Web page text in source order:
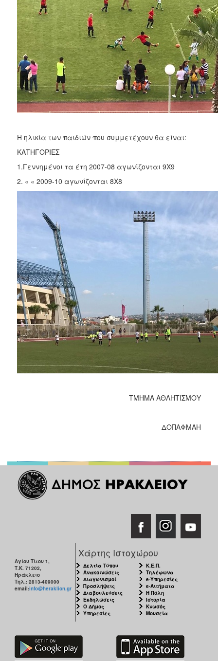
Η ηλικία των παιδιών που συμμετέχουν θα είναι:
ΚΑΤΗΓΟΡΙΕΣ
1.Γεννημένοι τα έτη 2007-08 αγωνίζονται 9X9
2. « « 2009-10 αγωνίζονται 8Χ8
ΤΜΗΜΑ ΑΘΛΗΤΙΣΜΟΥ
ΔΟΠΑΦΜΑΗ
Αγίου Τίτου 1,
Τ.Κ. 71202,
Ηράκλειο
Τηλ.: 2813-409000
email:info@heraklion.gr
Χάρτης Ιστοχώρου
Δελτία Τύπου
Ανακοινώσεις
Διαγωνισμοί
Προσλήψεις
Διαβουλεύσεις
Εκδηλώσεις
Ο Δήμος
Υπηρεσίες
Κ.Ε.Π.
Τηλέφωνα
e-Υπηρεσίες
e-Αιτήματα
Η Πόλη
Ιστορία
Κνωσός
Μουσεία